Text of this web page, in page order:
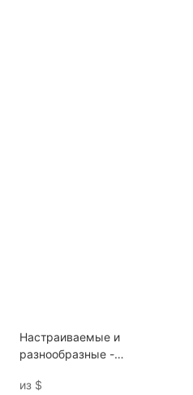
Настраиваемые и
разнообразные -
домашних животных в форме
из $